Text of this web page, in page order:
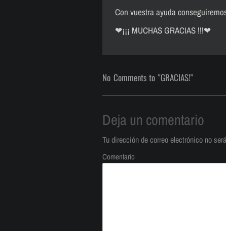
Con vuestra ayuda
❤¡¡¡ MUCHAS GRACIAS !!!❤
No Comments to "GRACIAS!"
Deja un comentario
Tu dirección de correo electrónico no
Comentario